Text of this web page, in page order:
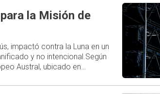
la Misión de
impactó contra la Luna en un
y no intencional.Según
Austral, ubicado en…